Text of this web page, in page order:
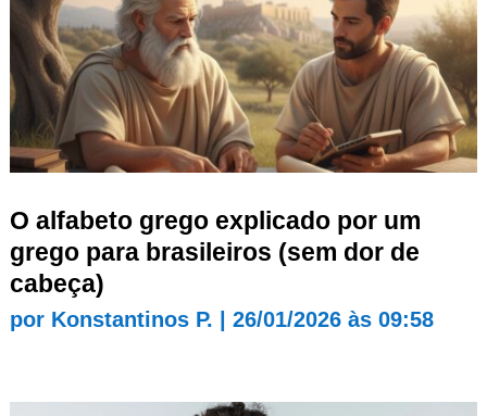
O alfabeto grego explicado por um
grego para brasileiros (sem dor de
cabeça)
por Konstantinos P. 26/01/2026 às 09:58